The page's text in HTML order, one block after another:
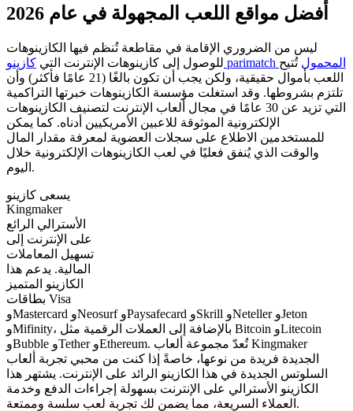
أفضل مواقع اللعب المجهولة في عام 2026
ليس من الضروري الإقامة في مقاطعة تُنظم فيها الكازينوهات
للوصول إلى كازينوهات الإنترنت التي
كازينو parimatch المحمول تُتيح
اللعب بأموال حقيقية، ولكن يجب أن تكون بالغًا (21 عامًا فأكثر) وأن
تلتزم بشروطها. وقد استغلت مؤسسة الكازينوهات خبرتها التراكمية
التي تزيد عن 30 عامًا في مجال ألعاب الإنترنت لتصنيف الكازينوهات
الإلكترونية الموثوقة للاعبين الأمريكيين أدناه. كما يمكن
للمستخدمين الاطلاع على سجلات العضوية لمعرفة مقدار المال
والوقت الذي يُنفق فعليًا في لعب الكازينوهات الإلكترونية خلال
اليوم.
يسعى كازينو
Kingmaker
الأسترالي الرائع
على الإنترنت إلى
تسهيل المعاملات
المالية. يدعم هذا
الكازينو المتميز
بطاقات Visa
وMastercard وNeosurf وPaysafecard وSkrill وNeteller وJeton
وMifinity، بالإضافة إلى العملات الرقمية مثل Bitcoin وLitecoin
وBubble وTether وEthereum. تُعدّ مجموعة ألعاب Kingmaker
الجديدة فريدة من نوعها، خاصةً إذا كنت من محبي تجربة ألعاب
السلوتس الجديدة في هذا الكازينو الرائد على الإنترنت. يشتهر هذا
الكازينو الأسترالي على الإنترنت بسهولة إجراءات الدفع وخدمة
العملاء السريعة، مما يضمن لك تجربة لعب سلسة وممتعة.